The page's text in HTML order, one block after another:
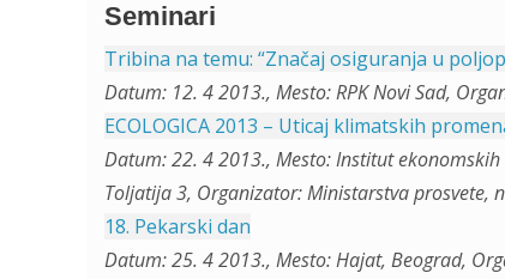
Seminari
Tribina na temu: “Značaj osiguranja u
Datum: 12. 4 2013., Mesto: RPK Novi Sad,
ECOLOGICA 2013 – Uticaj klimatskih
Datum: 22. 4 2013., Mesto: Institut ekonomskih
Tolјatija 3, Organizator: Ministarstva prosvete,
18. Pekarski dan
Datum: 25. 4 2013., Mesto: Hajat, Beograd,